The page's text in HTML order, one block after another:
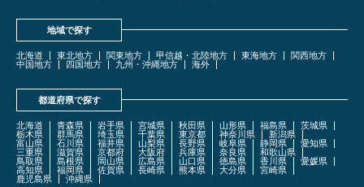
地域で探す
北海道 東北地方 関東地方 甲信越・北陸地方 東海地方
関西地方
中国地方
四国地方 九州・沖縄地方 海外
都道府県で探す
北海道 青森県 岩手県 宮城県 秋田県 山形県 福島県
茨城県
栃木県
群馬県 埼玉県 千葉県 東京都 神奈川県
新潟県
富山県
石川県 福井県 山梨県 長野県 岐阜県 静岡県
愛知県
三重県
滋賀県 京都府 大阪府 兵庫県 奈良県
和歌山県
鳥取県
島根県 岡山県 広島県 山口県 徳島県 香川県
愛媛県
高知県
福岡県 佐賀県 長崎県 熊本県 大分県
宮崎県
鹿児島県
沖縄県